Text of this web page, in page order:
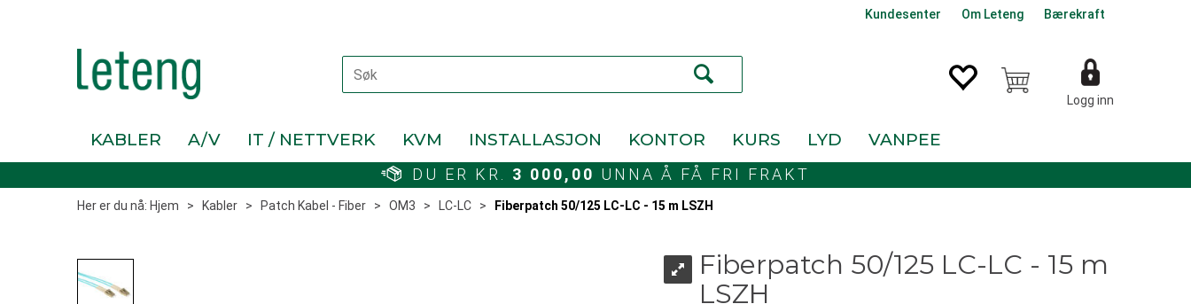
Kundesenter Om Leteng Bærekraft
Logg inn
KABLER A/V IT / NETTVERK KVM INSTALLASJON KONTOR KURS LYD VANPEE
DU ER KR. 3 000,00 UNNA Å FÅ FRI FRAKT
Her er du nå: Hjem > Kabler > Patch Kabel - Fiber > OM3 > LC-LC > Fiberpatch 50/125 LC-LC - 15 m LSZH
Fiberpatch 50/125 LC-LC - 15 m
LSZH